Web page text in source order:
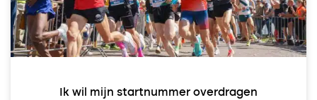
Ik wil mijn startnummer overdragen